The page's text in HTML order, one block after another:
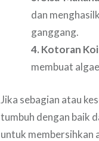
dan
ganggang.
4. Kotoran
membuat
Jika sebagian atau
tumbuh dengan baik
untuk membersihkan